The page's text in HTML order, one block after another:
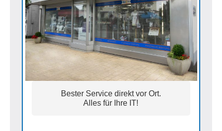
Bester Service direkt vor Ort.
Alles für Ihre IT!